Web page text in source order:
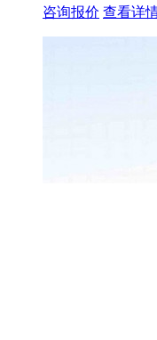
咨询报价 查看详